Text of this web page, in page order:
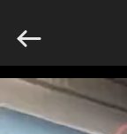
HAUS
Reserved.